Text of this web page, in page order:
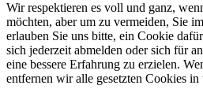
Wir respektieren es voll und ganz,
möchten, aber um zu vermeiden, Sie
erlauben Sie uns bitte, ein Cookie
sich jederzeit abmelden oder sich für
eine bessere Erfahrung zu erzielen.
entfernen wir alle gesetzten Cookies in